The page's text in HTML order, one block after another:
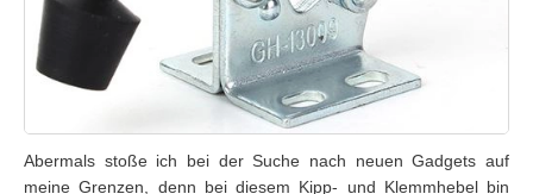
Abermals stoße ich bei der Suche nach neuen Gadgets auf
meine Grenzen, denn bei diesem Kipp- und Klemmhebel bin